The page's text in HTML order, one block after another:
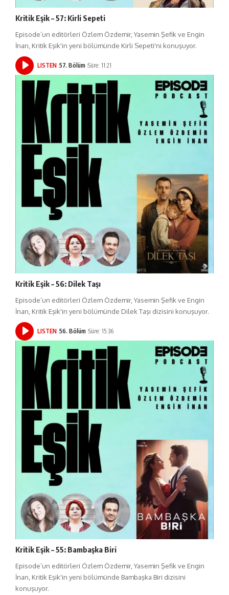
Kritik Eşik – 57: Kirli Sepeti
Episode’un editörleri Özlem Özdemir, Yasemin Şefik ve Engin
İnan, Kritik Eşik'in yeni bölümünde Kirli Sepeti'ni konuşuyor.
LISTEN 57. Bölüm Süre: 11:21
Kritik Eşik – 56: Dilek Taşı
Episode’un editörleri Özlem Özdemir, Yasemin Şefik ve Engin
İnan, Kritik Eşik'in yeni bölümünde Dilek Taşı dizisini konuşuyor.
LISTEN 56. Bölüm Süre: 15:36
Kritik Eşik – 55: Bambaşka Biri
Episode’un editörleri Özlem Özdemir, Yasemin Şefik ve Engin
İnan, Kritik Eşik'in yeni bölümünde Bambaşka Biri dizisini
konuşuyor.